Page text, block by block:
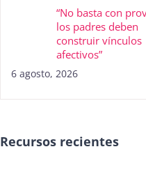
“No basta con
los padres deben
construir vínculos
afectivos”
6 agosto, 2026
Recursos recientes